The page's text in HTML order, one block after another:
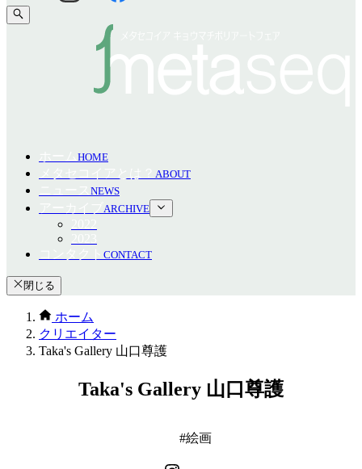
HOME
ABOUT
NEWS
ARCHIVE
CONTACT
閉じる
ホーム
クリエイター
Taka's Gallery 山口尊護
Taka's Gallery 山口尊護
絵画